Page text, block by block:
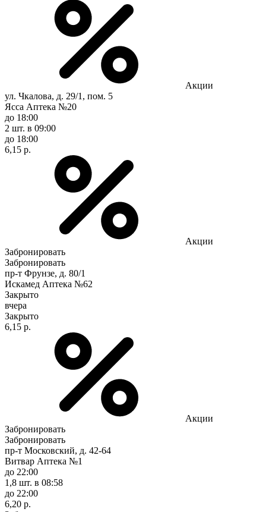
Акции
ул. Чкалова, д. 29/1, пом. 5
Ясса Аптека №20
до 18:00
2 шт. в 09:00
до 18:00
6,15 р.
Акции
Забронировать
Забронировать
пр-т Фрунзе, д. 80/1
Искамед Аптека №62
Закрыто
вчера
Закрыто
6,15 р.
Акции
Забронировать
Забронировать
пр-т Московский, д. 42-64
Витвар Аптека №1
до 22:00
1,8 шт. в 08:58
до 22:00
6,20 р.